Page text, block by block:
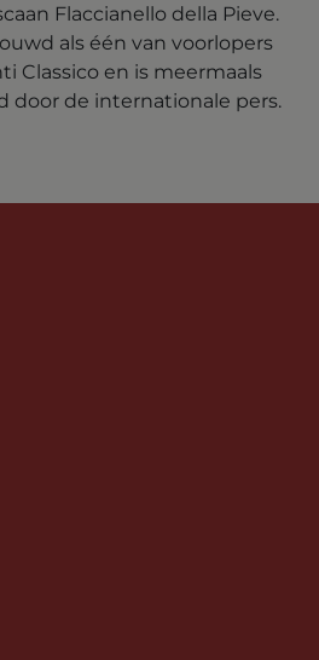
Flaccianello della Pieve.
als één van voorlopers
Classico en is meermaals
door de internationale pers.